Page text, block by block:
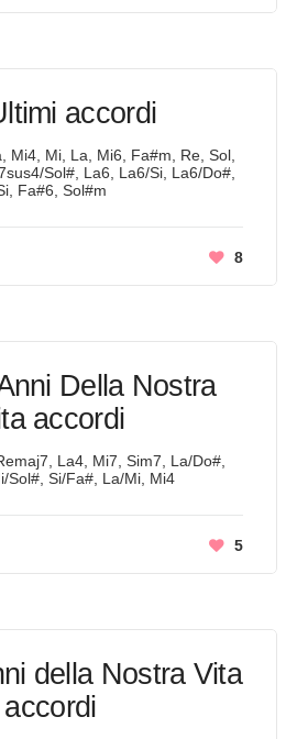
accordi
Mi4, Mi, La, Mi6, Fa#m, Re, Sol,
Sol#, La6, La6/Si, La6/Do#,
Fa#6, Sol#m
8
Della Nostra
accordi
La4, Mi7, Sim7, La/Do#,
Sol#, Si/Fa#, La/Mi, Mi4
5
della Nostra Vita
accordi